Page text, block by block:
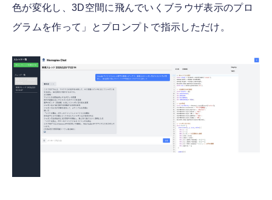
色が変化し、3D空間に飛んでいくブラウザ表示のプロ
グラムを作って」とプロンプトで指示しただけ。